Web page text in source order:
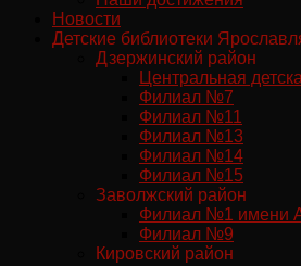
Новости
Детские библиотеки
Дзержинский район
Центральная
Филиал №7
Филиал №11
Филиал №13
Филиал №14
Филиал №15
Заволжский район
Филиал №1 имени
Филиал №9
Кировский район